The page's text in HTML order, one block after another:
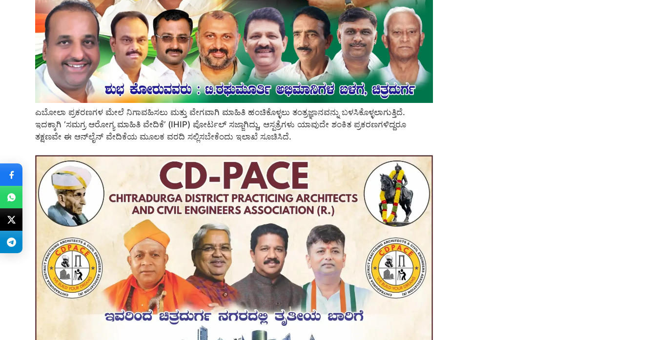
ಎಬೋಲಾ ಪ್ರಕರಣಗಳ ಮೇಲೆ ನಿಗಾವಹಿಸಲು ಮತ್ತು ವೇಗವಾಗಿ ಮಾಹಿತಿ ಹಂಚಿಕೊಳ್ಳಲು ತಂತ್ರಜ್ಞಾನವನ್ನು ಬಳಸಿಕೊಳ್ಳಲಾಗುತ್ತಿದೆ.
ಇದಕ್ಕಾಗಿ ‘ಸಮಗ್ರ ಆರೋಗ್ಯ ಮಾಹಿತಿ ವೇದಿಕೆ’ (IHIP) ಪೋರ್ಟಲ್ ಸಜ್ಜಾಗಿದ್ದು, ಆಸ್ಪತ್ರೆಗಳು ಯಾವುದೇ ಶಂಕಿತ ಪ್ರಕರಣಗಳಿದ್ದರೂ
ತಕ್ಷಣವೇ ಈ ಆನ್‌ಲೈನ್ ವೇದಿಕೆಯ ಮೂಲಕ ವರದಿ ಸಲ್ಲಿಸಬೇಕೆಂದು ಇಲಾಖೆ ಸೂಚಿಸಿದೆ.